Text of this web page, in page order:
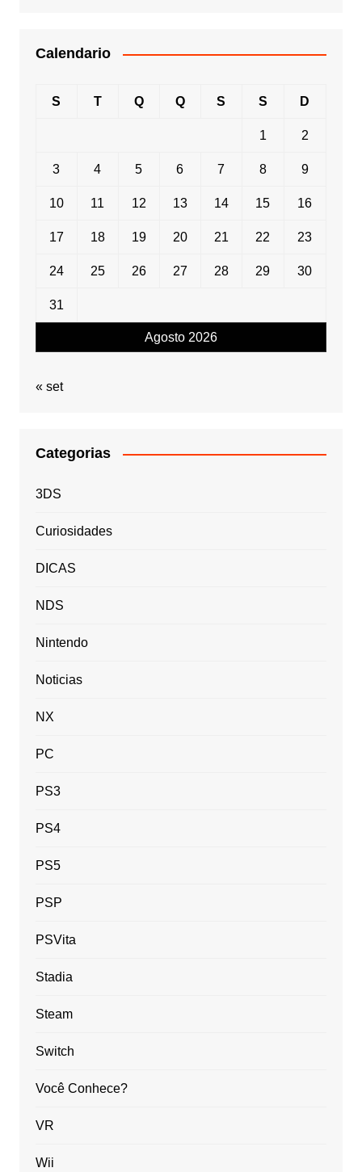
Calendario
Agosto 2026
S T Q Q S S D
1 2
3 4 5 6 7 8 9
10 11 12 13 14 15 16
17 18 19 20 21 22 23
24 25 26 27 28 29 30
31
« set
Categorias
3DS
Curiosidades
DICAS
NDS
Nintendo
Noticias
NX
PC
PS3
PS4
PS5
PSP
PSVita
Stadia
Steam
Switch
Você Conhece?
VR
Wii